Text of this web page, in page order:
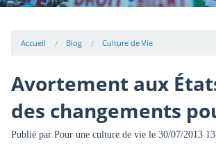
Accueil Blog Culture de Vie
Avortement aux
des changements
Publié par Pour une culture de viele 30/07/2013